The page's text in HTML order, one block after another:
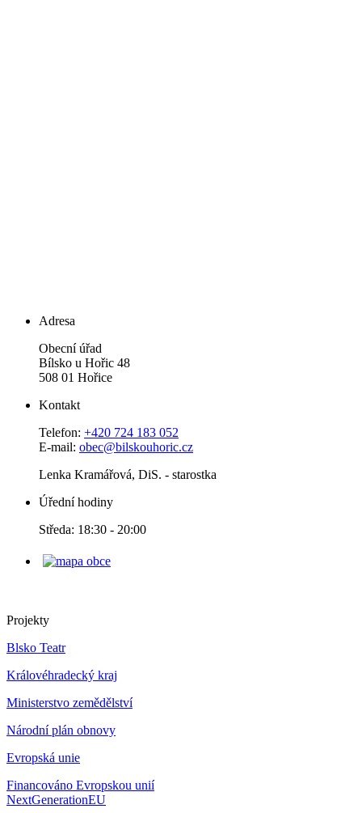
Adresa
Obecní úřad
Bílsko u Hořic 48
508 01 Hořice
Kontakt
Telefon: +420 724 183 052
E-mail: obec@bilskouhoric.cz
Lenka Kramářová, DiS. - starostka
Úřední hodiny
Středa: 18:30 - 20:00
Projekty
Blsko Teatr
Královéhradecký kraj
Ministerstvo zemědělství
Národní plán obnovy
Evropská unie
Financováno Evropskou unií
NextGenerationEU